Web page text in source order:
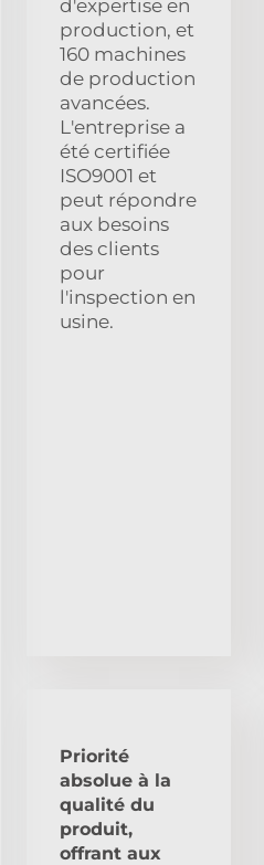
d'expertise en
production, et
160 machines
de production
avancées.
L'entreprise a
été certifiée
ISO9001 et
peut répondre
aux besoins
des clients
pour
l'inspection en
usine.
Priorité
absolue à la
qualité du
produit,
offrant aux